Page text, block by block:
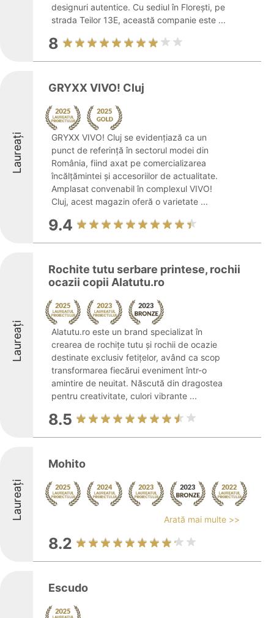
designuri autentice. Cu sediul în Florești, pe
strada Teilor 13E, această companie este ...
8
Laureați
GRYXX VIVO! Cluj
GRYXX VIVO! Cluj se evidențiază ca un
punct de referință în sectorul modei din
România, fiind axat pe comercializarea
încălțămintei și accesoriilor de actualitate.
Amplasat convenabil în complexul VIVO!
Cluj, acest magazin oferă o varietate ...
9.4
Laureați
Rochite tutu serbare printese, rochii
ocazii copii Alatutu.ro
Alatutu.ro este un brand specializat în
crearea de rochițe tutu și rochii de ocazie
destinate exclusiv fetițelor, având ca scop
transformarea fiecărui eveniment într-o
amintire de neuitat. Născută din dragostea
pentru creativitate, culori vibrante ...
8.5
Laureați
Mohito
Arată mai multe >>
8.2
Escudo